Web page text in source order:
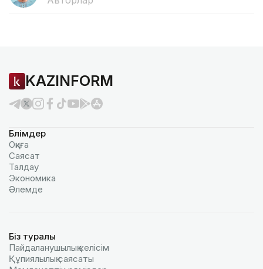
KAZINFORM
Бөлімдер
Оқиға
Саясат
Талдау
Экономика
Әлемде
Біз туралы
Пайдаланушылық келiciм
Құпиялылық саясаты